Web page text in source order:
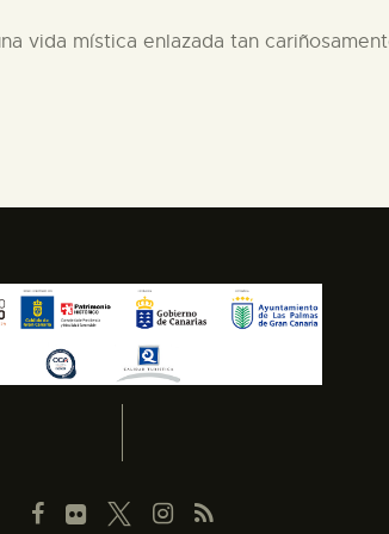
vida mística enlazada tan